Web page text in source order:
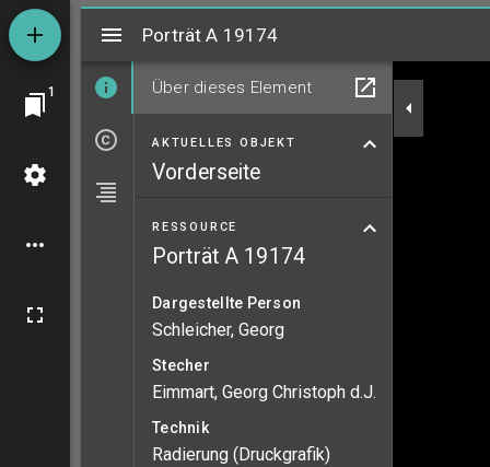
1
MiradorPorträt A 19174
Über dieses Element
AKTUELLES OBJEKT
Vorderseite
RESSOURCE
Porträt A 19174
Dargestellte Person
Schleicher, Georg
Stecher
Eimmart, Georg Christoph d.J.
Technik
Radierung (Druckgrafik)
Porträt A 19174